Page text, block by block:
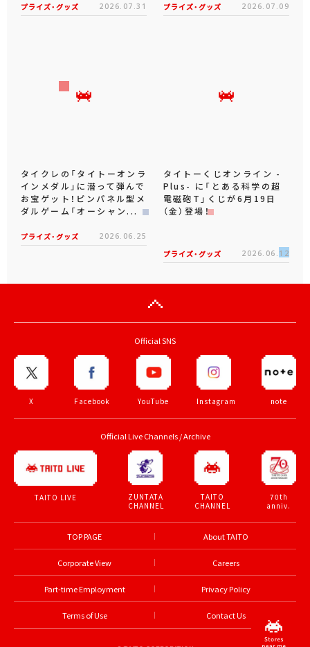
プライズ・グッズ 2026.07.31 プライズ・グッズ 2026.07.09
タイクレの「タイトーオンラ
インメダル」に潜って弾んで
お宝ゲット！ピンパネル型メ
ダルゲーム「オーシャン...
プライズ・グッズ 2026.06.25
タイトーくじオンライン -
Plus- に「とある科学の超
電磁砲T」くじが6月19日
（金）登場！
プライズ・グッズ 2026.06.12
Official SNS
X Facebook YouTube Instagram note
Official Live Channels / Archive
TAITO LIVE
ZUNTATA
CHANNEL
TAITO
CHANNEL
70th
anniv.
TOP PAGE About TAITO
Corporate View Careers
Part-time Employment Privacy Policy
Terms of Use Contact Us